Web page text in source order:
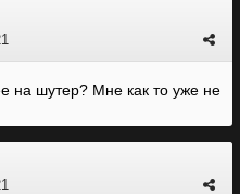
на шутер? Мне как то уже не